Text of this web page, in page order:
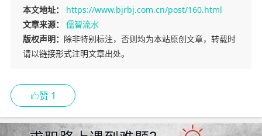
本文地址：
https://www.bjrbj.com.cn/post/160.html
文章来源：
儒智流水
版权声明： 除非特别标注，否则均为本站原创文章，转载时
请以链接形式注明文章出处。
赞 1